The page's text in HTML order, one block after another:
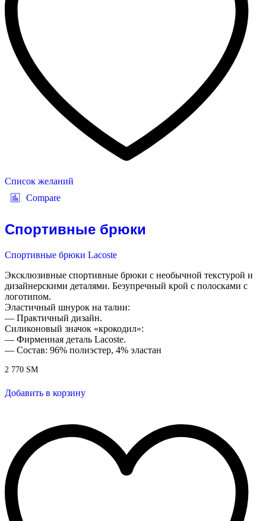
Список желаний
Compare
Спортивные брюки
Спортивные брюки Lacoste
Эксклюзивные спортивные брюки с необычной текстурой и
дизайнерскими деталями. Безупречный крой с полосками с
логотипом.
Эластичный шнурок на талии:
— Практичный дизайн.
Силиконовый значок «крокодил»:
— Фирменная деталь Lacoste.
— Состав: 96% полиэстер, 4% эластан
2 770 ЅМ
Добавить в корзину